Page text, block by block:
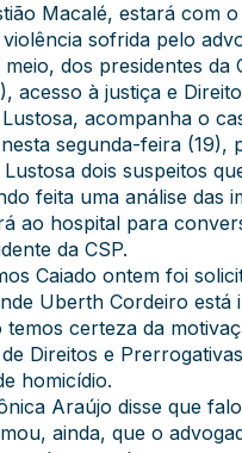
Macalé, estará com
sofrida pelo
dos presidentes da
acesso à justiça e
acompanha o
segunda-feira (19),
dois suspeitos
feita uma análise
ao hospital para
da CSP.
Caiado ontem foi
Uberth Cordeiro
certeza da
Direitos e
homicídio.
Araújo disse que
ainda, que o